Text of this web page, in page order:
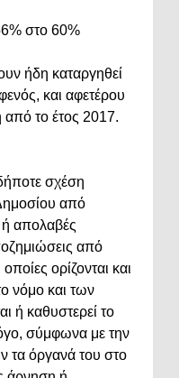
στο 60%
ήδη καταργηθεί
και αφετέρου
από το έτος 2017.
σχέση
από
απολαβές
από
ορίζονται και
νόμο και των
ή καθυστερεί το
σύμφωνα με την
τα όργανά του στο